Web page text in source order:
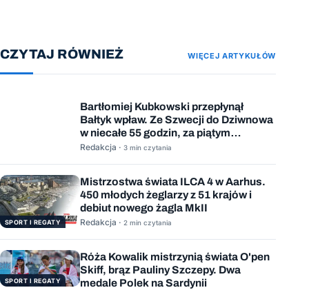
CZYTAJ RÓWNIEŻ WIĘCEJ ARTYKUŁÓW
Bartłomiej Kubkowski przepłynął
Bałtyk wpław. Ze Szwecji do Dziwnowa
w niecałe 55 godzin, za piątym
podejściem
Redakcja · 3 min czytania
SPORT I REGATY
Mistrzostwa świata ILCA 4 w Aarhus.
450 młodych żeglarzy z 51 krajów i
debiut nowego żagla MkII
Redakcja · 2 min czytania
SPORT I REGATY
Róża Kowalik mistrzynią świata O'pen
Skiff, brąz Pauliny Szczepy. Dwa
medale Polek na Sardynii